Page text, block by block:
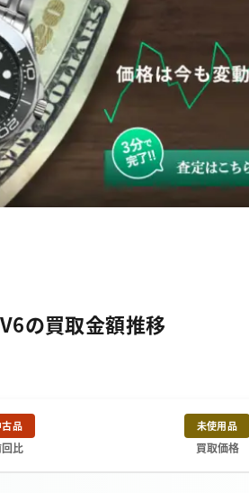
の買取金額推移
古品
比
未使用品
買取価格